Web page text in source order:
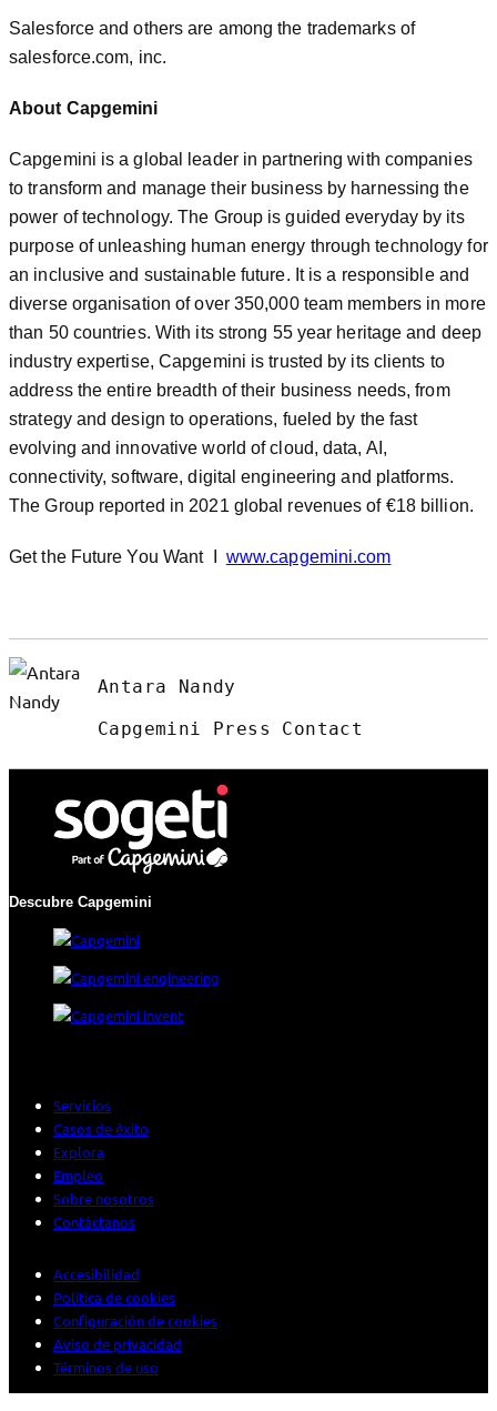
Salesforce and others are among the trademarks of
salesforce.com, inc.
About Capgemini
Capgemini is a global leader in partnering with companies
to transform and manage their business by harnessing the
power of technology. The Group is guided everyday by its
purpose of unleashing human energy through technology for
an inclusive and sustainable future. It is a responsible and
diverse organisation of over 350,000 team members in more
than 50 countries. With its strong 55 year heritage and deep
industry expertise, Capgemini is trusted by its clients to
address the entire breadth of their business needs, from
strategy and design to operations, fueled by the fast
evolving and innovative world of cloud, data, AI,
connectivity, software, digital engineering and platforms.
The Group reported in 2021 global revenues of €18 billion.
Get the Future You Want I www.capgemini.com
Antara Nandy
Capgemini Press Contact
Descubre Capgemini
Servicios
Casos de éxito
Explora
Empleo
Sobre nosotros
Contáctanos
Accesibilidad
Política de cookies
Configuración de cookies
Aviso de privacidad
Términos de uso